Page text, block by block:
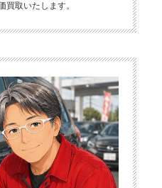
買取いたします。